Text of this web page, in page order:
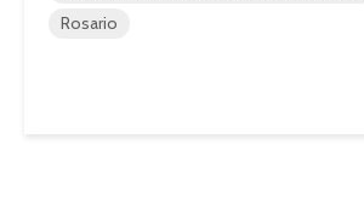
Rosario